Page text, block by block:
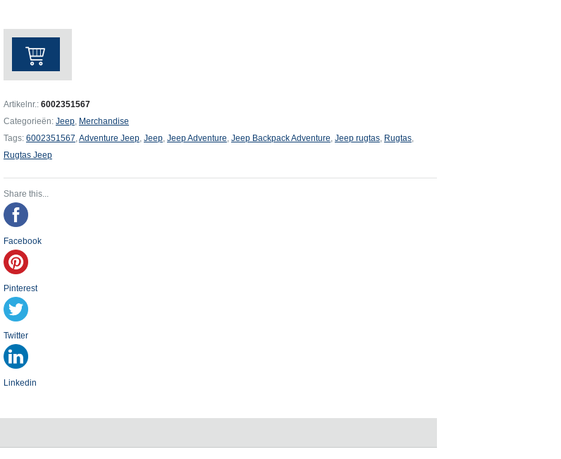
Jeep
Backpack
Adventure
Artikelnr.: 6002351567
Categorieën: Jeep, Merchandise
Tags: 6002351567 Adventure Jeep, Jeep, Jeep Adventure Jeep Backpack Adventure Jeep rugtas, Rugtas,
Rugtas Jeep
Share this...
Facebook
Pinterest
Twitter
Linkedin